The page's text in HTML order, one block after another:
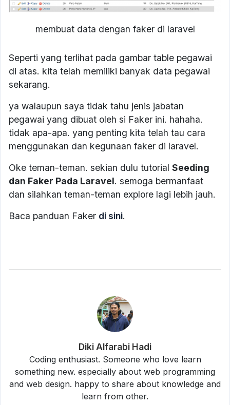
membuat data dengan faker di laravel
Seperti yang terlihat pada gambar table pegawai
di atas. kita telah memiliki banyak data pegawai
sekarang.
ya walaupun saya tidak tahu jenis jabatan
pegawai yang dibuat oleh si Faker ini. hahaha.
tidak apa-apa. yang penting kita telah tau cara
menggunakan dan kegunaan faker di laravel.
Oke teman-teman. sekian dulu tutorial Seeding
dan Faker Pada Laravel. semoga bermanfaat
dan silahkan teman-teman explore lagi lebih jauh.
Baca panduan Faker di sini.
Diki Alfarabi Hadi
Coding enthusiast. Someone who love learn
something new. especially about web programming
and web design. happy to share about knowledge and
learn from other.